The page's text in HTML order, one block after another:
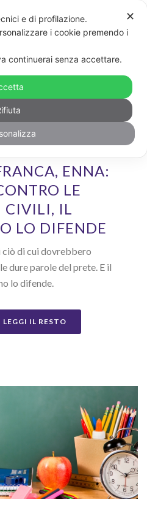
ENNA:
LE
IL
LO DIFENDE
ciò di cui dovrebbero
dure parole del prete. E il
lo difende.
LEGGI IL RESTO
✕
e di profilazione.
i cookie premendo i
continuerai senza accettare.